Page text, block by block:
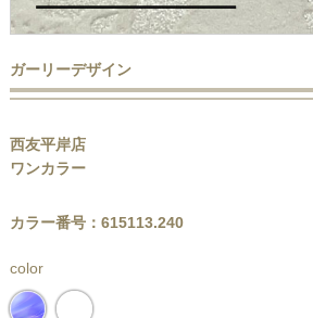
ガーリーデザイン
西友平岸店
ワンカラー
カラー番号：615113.240
color